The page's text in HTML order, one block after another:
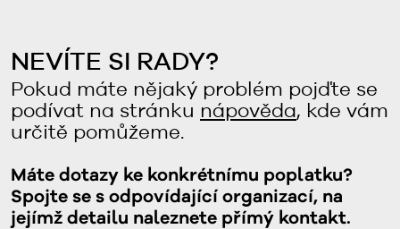
NEVÍTE SI RADY?
Pokud máte nějaký problém pojďte se
podívat na stránku nápověda, kde vám
určitě pomůžeme.
Máte dotazy ke konkrétnímu poplatku?
Spojte se s odpovídající organizací, na
jejímž detailu naleznete přímý kontakt.